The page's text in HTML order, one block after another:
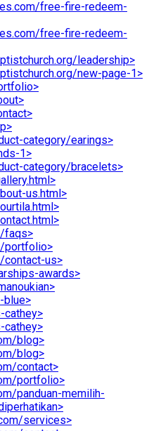
free-fire-redeem-
free-fire-redeem-
leadership>
new-page-1>
category/earings>
1>
category/bracelets>
us.html>
faqs>
portfolio>
contact-us>
awards>
blue>
cathey>
cathey>
blog>
blog>
contact>
portfolio>
panduan-memilih-
services>